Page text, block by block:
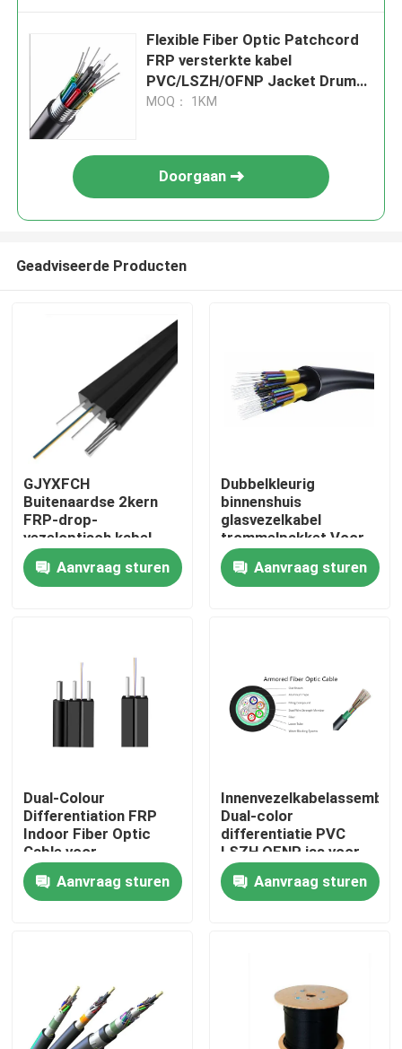
Huis
Producten
Fabrieksreis
Contacteer ons
Verzoek om een Citaat
Binnenvezel Optische Kabel
Vezel optische kabel
Flexible Fiber Optic Patchcord
FRP versterkte kabel
PVC/LSZH/OFNP Jacket Drum
Pack -40.C~85.C
MOQ： 1KM
Doorgaan
Geadviseerde Producten
GJYXFCH
Buitenaardse 2kern
FRP-drop-
vezeloptisch kabel
FTTH-vezelkabel
Aanvraag sturen
Dubbelkleurig
binnenshuis
glasvezelkabel
trommelpakket Voor
OEM 0,6-5,0 mm
Diameter PVC/LSZH
Aanvraag sturen
Dual-Colour
Differentiation FRP
Indoor Fiber Optic
Cable voor
patchcord/pigtail
Aanvraag sturen
Dual-color
differentiatie PVC
LSZH OFNP jas voor
breedbandsignaal
Aanvraag sturen